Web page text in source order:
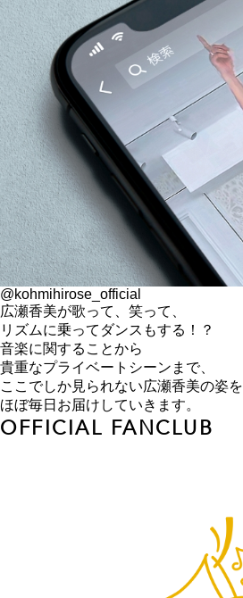
@kohmihirose_official
広瀬香美が歌って、笑って、
リズムに乗ってダンスもする！？
音楽に関することから
貴重なプライベートシーンまで、
ここでしか見られない広瀬香美の姿を
ほぼ毎日お届けしていきます。
OFFICIAL FANCLUB